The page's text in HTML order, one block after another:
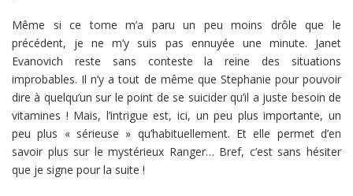
Même si ce tome m’a paru un peu moins drôle que le
précédent, je ne m’y suis pas ennuyée une minute. Janet
Evanovich reste sans conteste la reine des situations
improbables. Il n’y a tout de même que Stephanie pour pouvoir
dire à quelqu’un sur le point de se suicider qu’il a juste besoin de
vitamines ! Mais, l’intrigue est, ici, un peu plus importante, un
peu plus « sérieuse » qu’habituellement. Et elle permet d’en
savoir plus sur le mystérieux Ranger… Bref, c’est sans hésiter
que je signe pour la suite !